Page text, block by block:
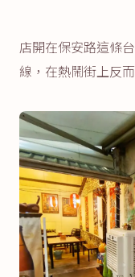
店開在保安路這條
線，在熱鬧街上反